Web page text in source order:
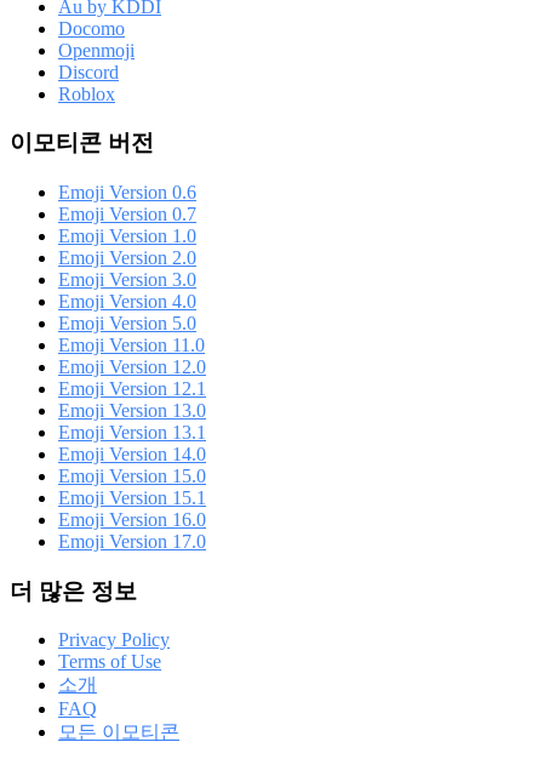
Au by KDDI
Docomo
Openmoji
Discord
Roblox
이모티콘 버전
Emoji Version 0.6
Emoji Version 0.7
Emoji Version 1.0
Emoji Version 2.0
Emoji Version 3.0
Emoji Version 4.0
Emoji Version 5.0
Emoji Version 11.0
Emoji Version 12.0
Emoji Version 12.1
Emoji Version 13.0
Emoji Version 13.1
Emoji Version 14.0
Emoji Version 15.0
Emoji Version 15.1
Emoji Version 16.0
Emoji Version 17.0
더 많은 정보
Privacy Policy
Terms of Use
소개
FAQ
모든 이모티콘